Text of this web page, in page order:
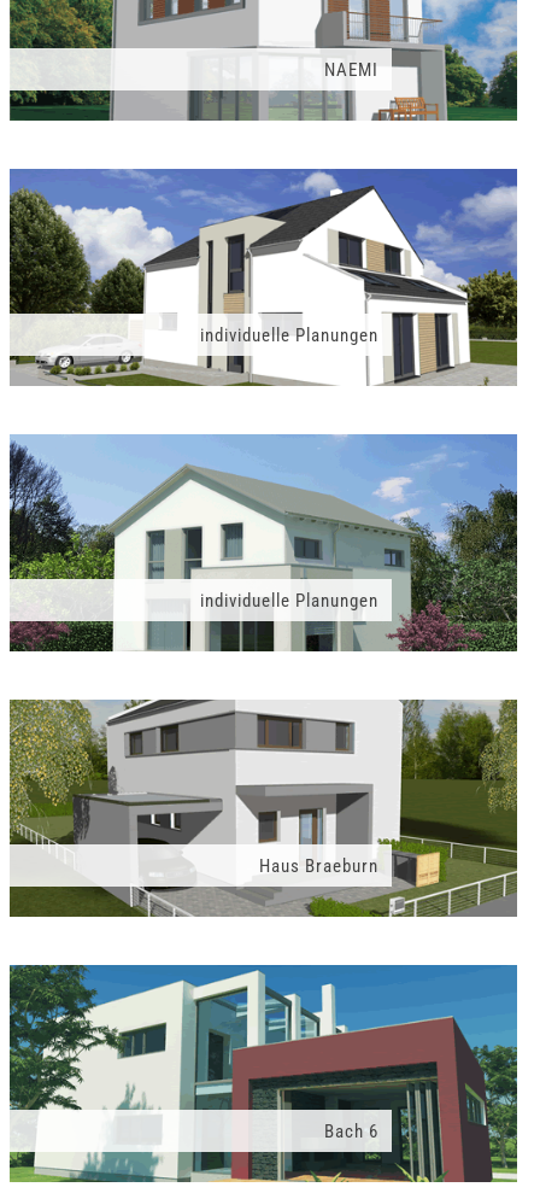
NAEMI
individuelle Planungen
individuelle Planungen
Haus Braeburn
Bach 6